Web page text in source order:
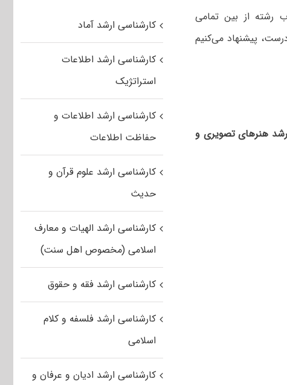
رشته از بین تمامی
پیشنهاد می‌کنیم
هنرهای تصویری و
کارشناسی ارشد آماد
کارشناسی ارشد اطلاعات
استراتژیک
کارشناسی ارشد اطلاعات و
حفاظت اطلاعات
کارشناسی ارشد علوم قرآن و
حدیث
کارشناسی ارشد الهیات و معارف
اسلامی (مخصوص اهل سنت)
کارشناسی ارشد فقه و حقوق
کارشناسی ارشد فلسفه و کلام
اسلامی
کارشناسی ارشد ادیان و عرفان و